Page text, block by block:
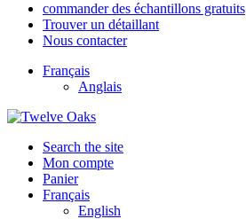
commander des échantillons gratuits
Trouver un détaillant
Nous contacter
Français
Anglais
Search the site
Mon compte
Panier
Français
English